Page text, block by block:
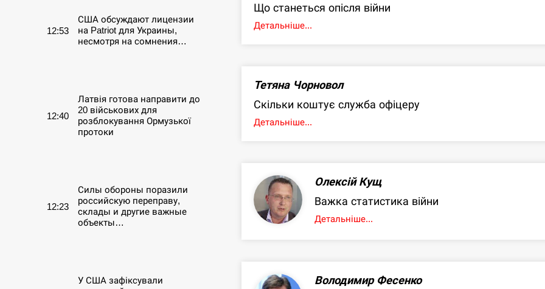
12:53
США обсуждают лицензии
на Patriot для Украины,
несмотря на сомнения…
12:40
Латвія готова направити до
20 військових для
розблокування Ормузької
протоки
12:23
Силы обороны поразили
российскую переправу,
склады и другие важные
объекты…
У США зафіксували
Що станеться опісля війни
Детальніше...
Тетяна Чорновол
Скільки коштує служба офіцеру
Детальніше...
Олексій Кущ
Важка статистика війни
Детальніше...
Володимир Фесенко